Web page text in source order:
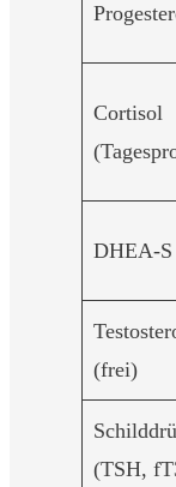
Cortisol
DHEA-S
(frei)
(TSH,